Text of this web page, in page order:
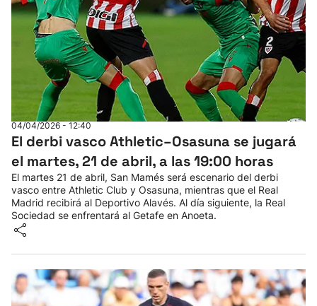
04/04/2026 - 12:40
El derbi vasco Athletic–Osasuna se jugará
el martes, 21 de abril, a las 19:00 horas
El martes 21 de abril, San Mamés será escenario del derbi
vasco entre Athletic Club y Osasuna, mientras que el Real
Madrid recibirá al Deportivo Alavés. Al día siguiente, la Real
Sociedad se enfrentará al Getafe en Anoeta.